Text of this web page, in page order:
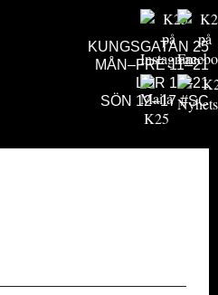
KUNGSGATAN 25
MÅN–FRE 11–21
LÖR 11–21
SÖN 12–17 #SC